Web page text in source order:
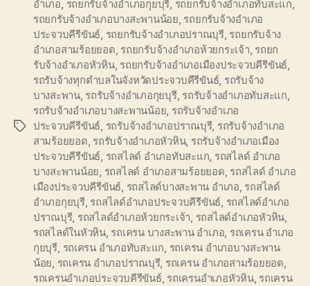
Tags
อำเภอ, รถยกรับจ้างอำเภอกุยบุรี, รถยกรับจ้างอำเภอทับสะแก,
รถยกรับจ้างอำเภอบางสะพานน้อย, รถยกรับจ้างอำเภอ
ประจวบคีรีขันธ์, รถยกรับจ้างอำเภอปราณบุรี, รถยกรับจ้าง
อำเภอสามร้อยยอด, รถยกรับจ้างอำเภอห้วยกระเจ้า, รถยก
รับจ้างอำเภอหัวหิน, รถยกรับจ้างอำเภอเมืองประจวบคีรีขันธ์,
รถรับจ้างทุกตำบลในจังหวัดประจวบคีรีขันธ์, รถรับจ้าง
บางสะพาน, รถรับจ้างอำเภอกุยบุรี, รถรับจ้างอำเภอทับสะแก,
รถรับจ้างอำเภอบางสะพานน้อย, รถรับจ้างอำเภอ
ประจวบคีรีขันธ์, รถรับจ้างอำเภอปราณบุรี, รถรับจ้างอำเภอ
สามร้อยยอด, รถรับจ้างอำเภอหัวหิน, รถรับจ้างอำเภอเมือง
ประจวบคีรีขันธ์, รถสไลด์ อำเภอทับสะแก, รถสไลด์ อำเภอ
บางสะพานน้อย, รถสไลด์ อำเภอสามร้อยยอด, รถสไลด์ อำเภอ
เมืองประจวบคีรีขันธ์, รถสไลด์บางสะพาน อำเภอ, รถสไลด์
อำเภอกุยบุรี, รถสไลด์อำเภอประจวบคีรีขันธ์, รถสไลด์อำเภอ
ปราณบุรี, รถสไลด์อำเภอห้วยกระเจ้า, รถสไลด์อำเภอหัวหิน,
รถสไลด์ในหัวหิน, รถเครน บางสะพาน อำเภอ, รถเครน อำเภอ
กุยบุรี, รถเครน อำเภอทับสะแก, รถเครน อำเภอบางสะพาน
น้อย, รถเครน อำเภอปราณบุรี, รถเครน อำเภอสามร้อยยอด,
รถเครนอำเภอประจวบคีรีขันธ์, รถเครนอำเภอหัวหิน, รถเครน